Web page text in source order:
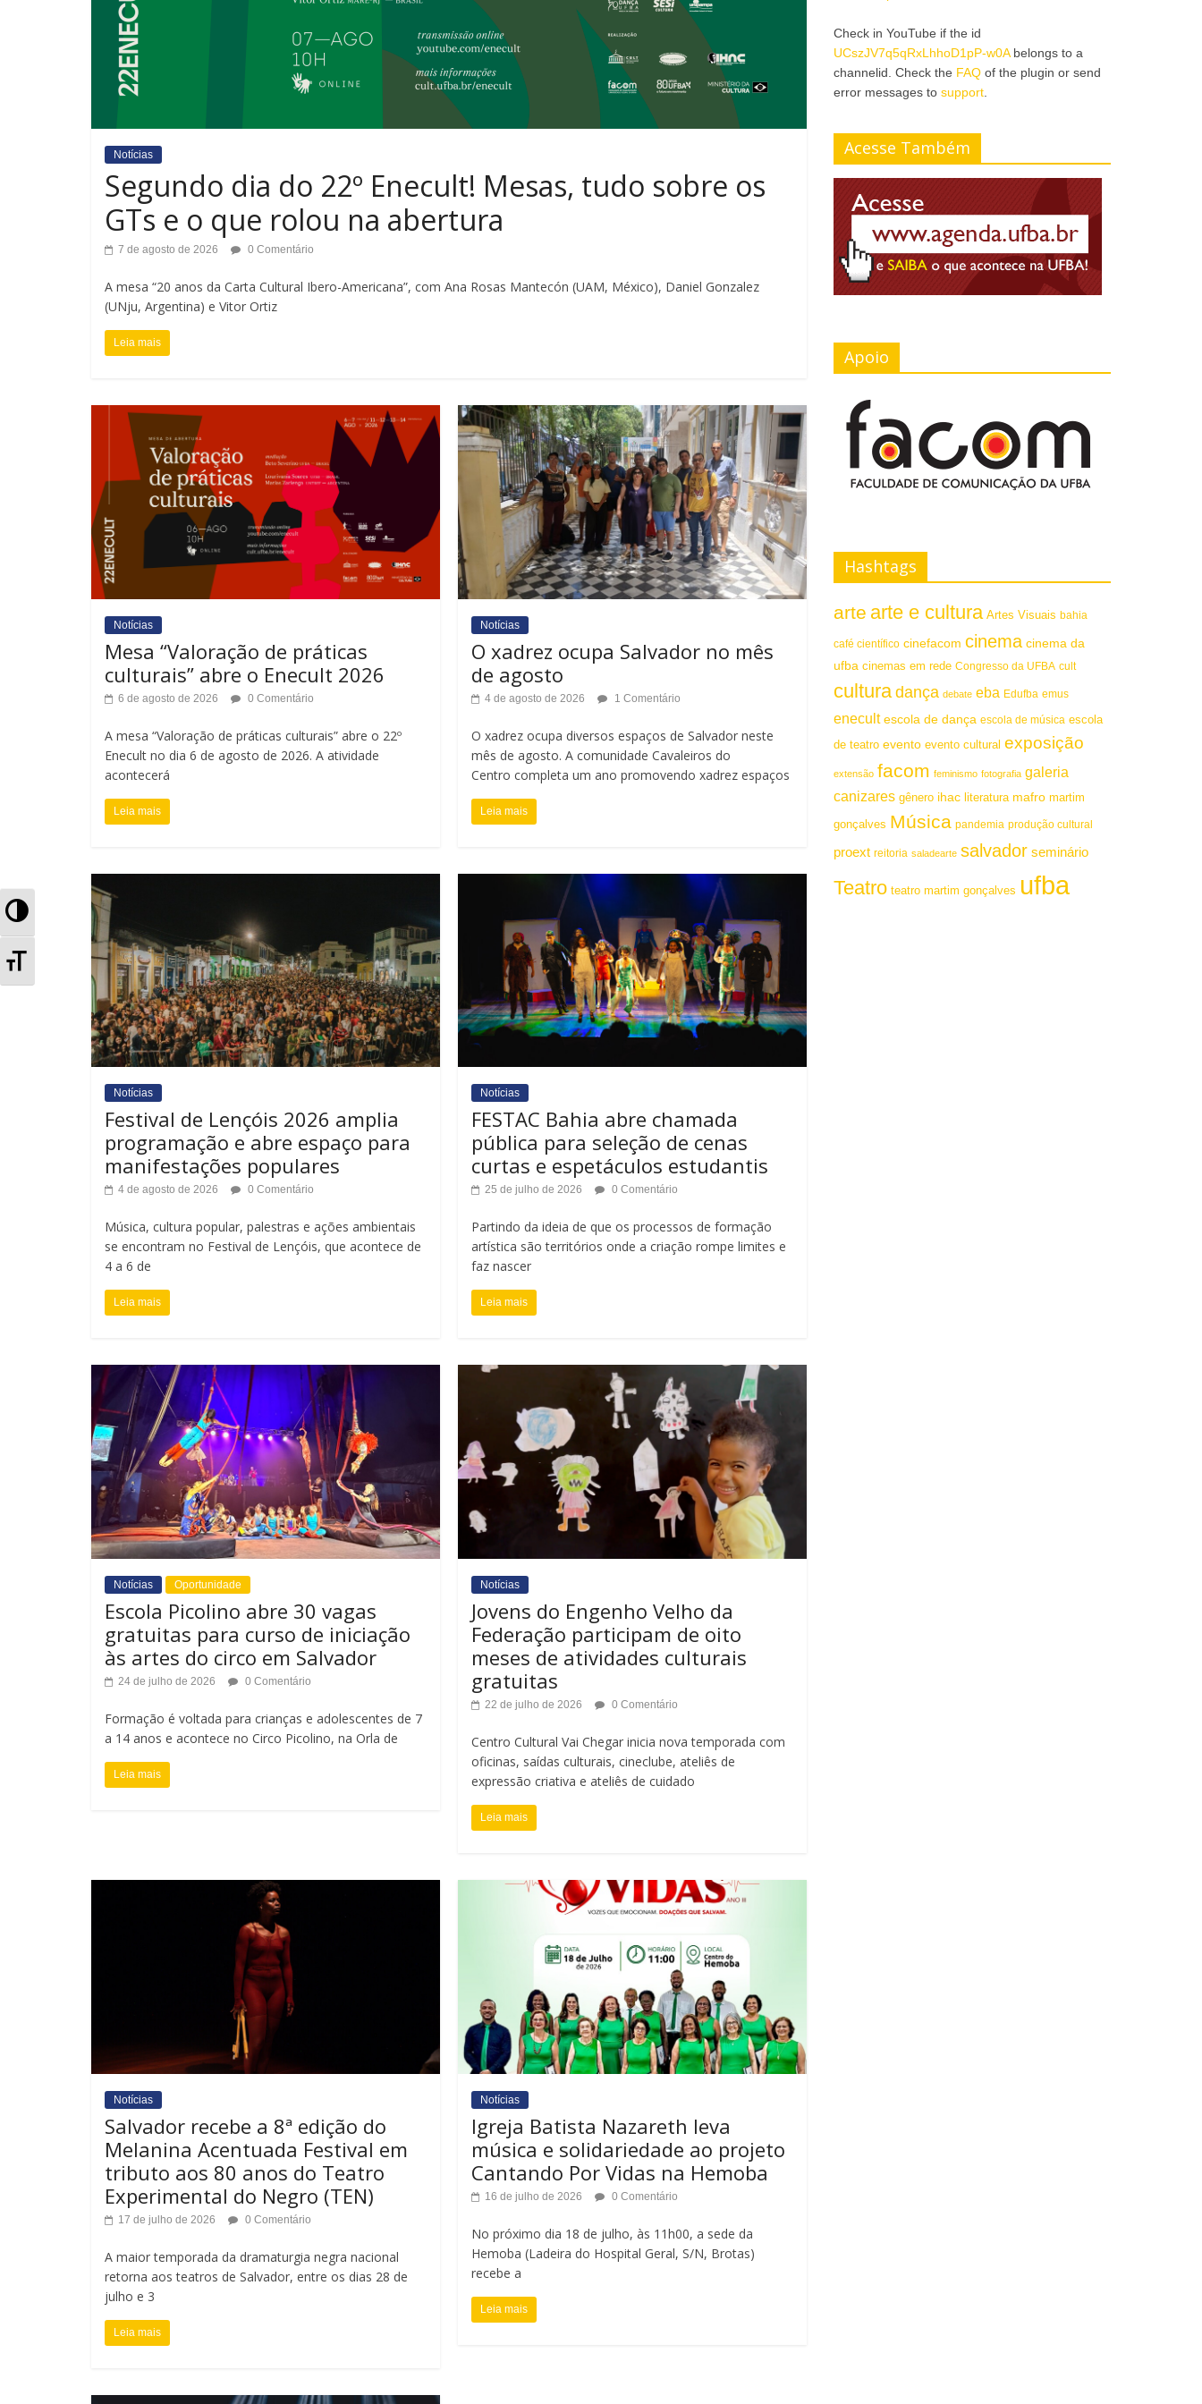
A
t
A
Notícias
Segundo dia do 22º Enecult! Mesas, tudo sobre os
GTs e o que rolou na abertura
7 de agosto de 2026 0 Comentário
A mesa “20 anos da Carta Cultural Ibero-Americana”, com Ana Rosas Mantecón (UAM, México), Daniel Gonzalez
(UNju, Argentina) e Vitor Ortiz
Leia mais
Notícias
Mesa “Valoração de práticas
culturais” abre o Enecult 2026
6 de agosto de 2026 0 Comentário
A mesa “Valoração de práticas culturais” abre o 22º
Enecult no dia 6 de agosto de 2026. A atividade
acontecerá
Leia mais
Notícias
O xadrez ocupa Salvador no mês
de agosto
4 de agosto de 2026 1 Comentário
O xadrez ocupa diversos espaços de Salvador neste
mês de agosto. A comunidade Cavaleiros do
Centro completa um ano promovendo xadrez espaços
Leia mais
Notícias
Festival de Lençóis 2026 amplia
programação e abre espaço para
manifestações populares
4 de agosto de 2026 0 Comentário
Música, cultura popular, palestras e ações ambientais
se encontram no Festival de Lençóis, que acontece de
4 a 6 de
Leia mais
Notícias
FESTAC Bahia abre chamada
pública para seleção de cenas
curtas e espetáculos estudantis
25 de julho de 2026 0 Comentário
Partindo da ideia de que os processos de formação
artística são territórios onde a criação rompe limites e
faz nascer
Leia mais
Notícias Oportunidade
Escola Picolino abre 30 vagas
gratuitas para curso de iniciação
às artes do circo em Salvador
24 de julho de 2026 0 Comentário
Formação é voltada para crianças e adolescentes de 7
a 14 anos e acontece no Circo Picolino, na Orla de
Leia mais
Notícias
Jovens do Engenho Velho da
Federação participam de oito
meses de atividades culturais
gratuitas
22 de julho de 2026 0 Comentário
Centro Cultural Vai Chegar inicia nova temporada com
oficinas, saídas culturais, cineclube, ateliês de
expressão criativa e ateliês de cuidado
Leia mais
Notícias
Salvador recebe a 8ª edição do
Melanina Acentuada Festival em
tributo aos 80 anos do Teatro
Experimental do Negro (TEN)
17 de julho de 2026 0 Comentário
A maior temporada da dramaturgia negra nacional
retorna aos teatros de Salvador, entre os dias 28 de
julho e 3
Leia mais
Notícias
Igreja Batista Nazareth leva
música e solidariedade ao projeto
Cantando Por Vidas na Hemoba
16 de julho de 2026 0 Comentário
No próximo dia 18 de julho, às 11h00, a sede da
Hemoba (Ladeira do Hospital Geral, S/N, Brotas)
recebe a
Leia mais
Check in YouTube if the id
UCszJV7q5qRxLhhoD1pP-w0Abelongs to a
channelid. Check the FAQ of the plugin or send
error messages to support
Acesse Também
Apoio
Hashtags
arte arte e cultura Artes Visuais bahia
café científico cinefacom cinema cinema da
ufba cinemas em rede Congresso da UFBA cult
cultura dança debate eba Edufba emus
enecult escola de dança escola de música escola
de teatro evento evento cultural exposição
extensão facom feminismo fotografia galeria
canizares gênero ihac literatura mafro martim
gonçalves Música pandemia produção cultural
proext reitoria saladearte salvador seminário
Teatro teatro martim gonçalves ufba